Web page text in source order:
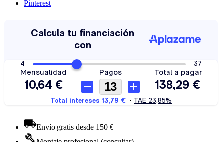
Pinterest
Envío gratis desde 150 €